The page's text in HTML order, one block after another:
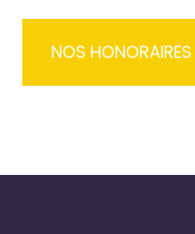
NOS HONORAIRES